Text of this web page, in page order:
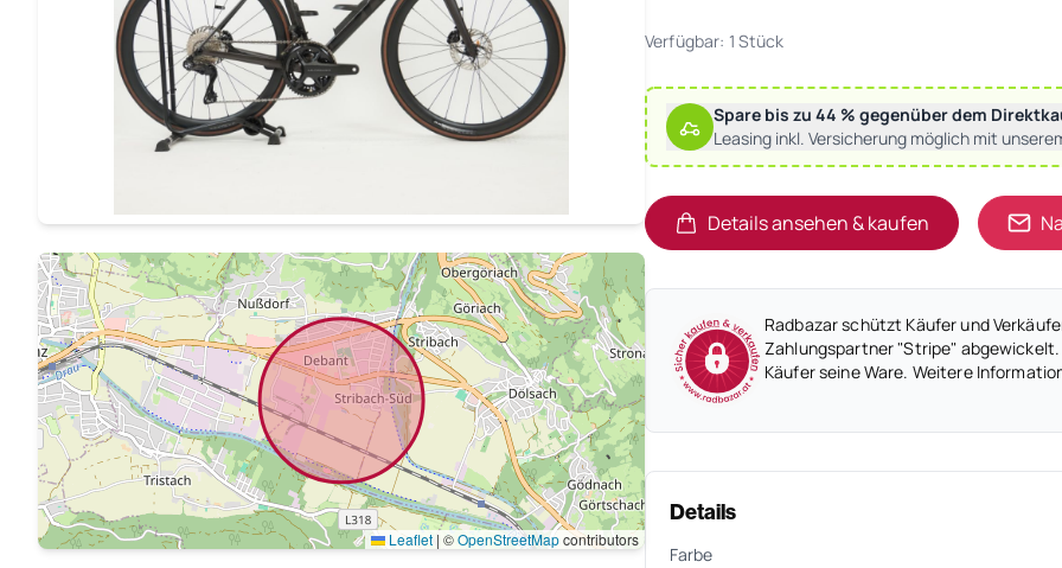
Leaflet | ©OpenStreetMapcontributors
Verfügbar: 1 Stück
Spare bis zu 44 % gegenüber dem
Leasing inkl. Versicherung möglich mit
Details ansehen & kaufen
(öffnet in neuem Tab)
(öffnet in neuem Tab)
Radbazar schützt Käufer und
Zahlungspartner "Stripe"
Käufer seine Ware. Weitere
Details
Farbe